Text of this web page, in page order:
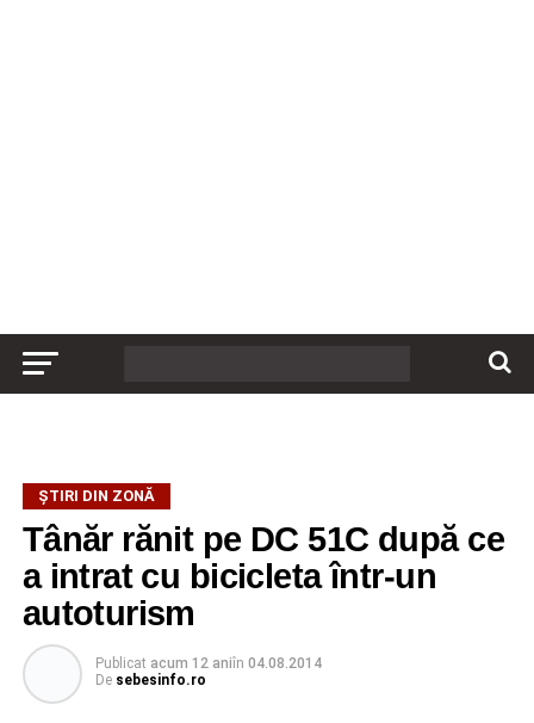
ȘTIRI DIN ZONĂ
Tânăr rănit pe DC 51C după ce
a intrat cu bicicleta într-un
autoturism
Publicat acum 12 aniîn 04.08.2014
De sebesinfo.ro